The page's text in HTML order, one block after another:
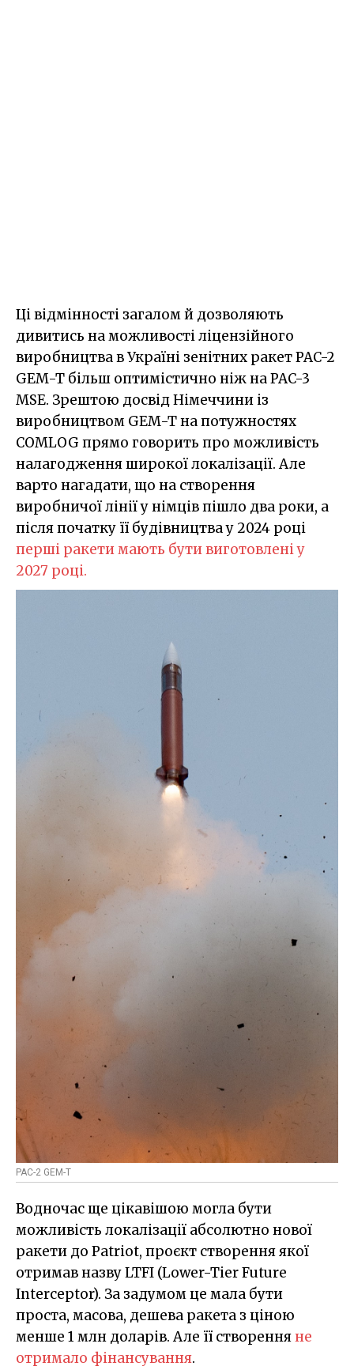
Ці відмінності загалом й дозволяють
дивитись на можливості ліцензійного
виробництва в Україні зенітних ракет PAC-2
GEM-T більш оптимістично ніж на PAC-3
MSE. Зрештою досвід Німеччини із
виробництвом GEM-T на потужностях
COMLOG прямо говорить про можливість
налагодження широкої локалізації. Але
варто нагадати, що на створення
виробничої лінії у німців пішло два роки, а
після початку її будівництва у 2024 році
перші ракети мають бути виготовлені у
2027 році.
PAC-2 GEM-T
Водночас ще цікавішою могла бути
можливість локалізації абсолютно нової
ракети до Patriot, проєкт створення якої
отримав назву LTFI (Lower-Tier Future
Interceptor). За задумом це мала бути
проста, масова, дешева ракета з ціною
менше 1 млн доларів. Але її створенняне
отримало фінансування.